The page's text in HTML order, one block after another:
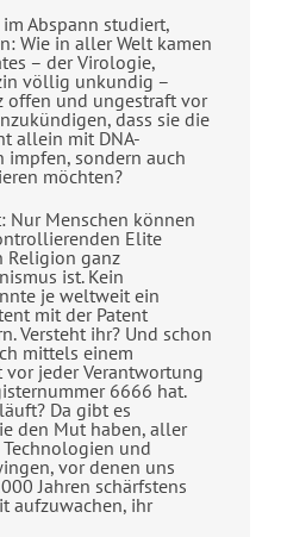
Abspann studiert,
Wie in aller Welt kamen
– der Virologie,
völlig unkundig –
offen und ungestraft vor
dass sie die
allein mit DNA-
impfen, sondern auch
möchten?
Nur Menschen können
Elite
Religion ganz
ist. Kein
je weltweit ein
mit der Patent
Versteht ihr? Und schon
mittels einem
jeder Verantwortung
6666 hat.
Da gibt es
den Mut haben, aller
und
vor denen uns
Jahren schärfstens
aufzuwachen, ihr